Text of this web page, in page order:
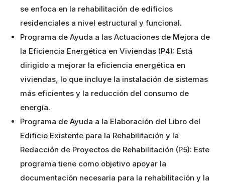
se enfoca en la rehabilitación de edificios
residenciales a nivel estructural y funcional.
Programa de Ayuda a las Actuaciones de Mejora de
la Eficiencia Energética en Viviendas (P4): Está
dirigido a mejorar la eficiencia energética en
viviendas, lo que incluye la instalación de sistemas
más eficientes y la reducción del consumo de
energía.
Programa de Ayuda a la Elaboración del Libro del
Edificio Existente para la Rehabilitación y la
Redacción de Proyectos de Rehabilitación (P5): Este
programa tiene como objetivo apoyar la
documentación necesaria para la rehabilitación y la